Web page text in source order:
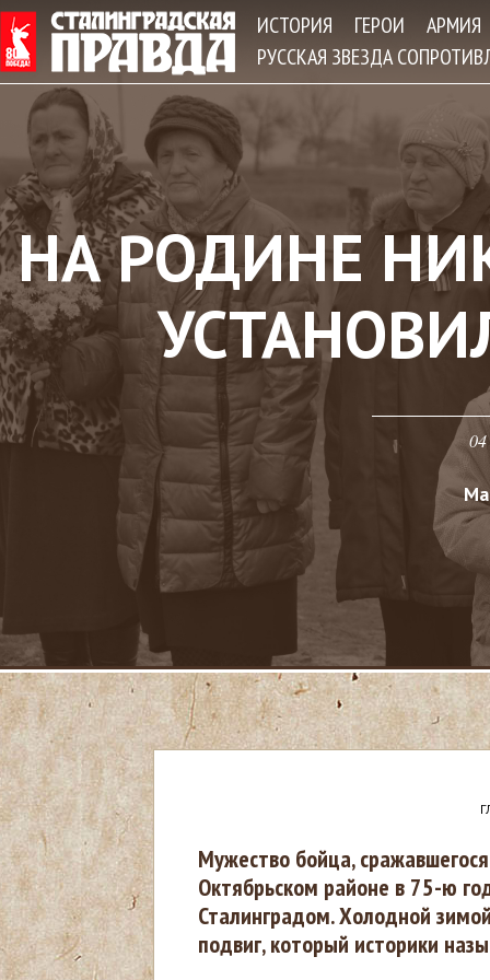
ИСТОРИЯ ГЕРОИ
АРМИЯ
РУССКАЯ ЗВЕЗДА
НА РОДИНЕ
04
В
ы
з
Мужество бойца,
Октябрьском районе в 75-ю
Сталинградом. Холодной
подвиг, который историки